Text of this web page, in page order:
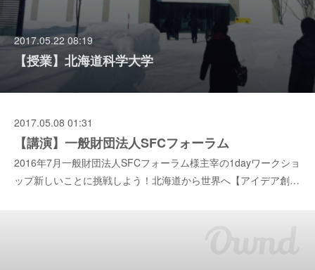
2017.05.22 08:19
【授業】北海道科学大学
2017.05.08 01:31
【講演】一般財団法人SFCフォーラム
2016年7月一般財団法人SFCフォーラム様主宰の1dayワークショ
ップ新しいことに挑戦しよう！北海道から世界へ【アイデア創…